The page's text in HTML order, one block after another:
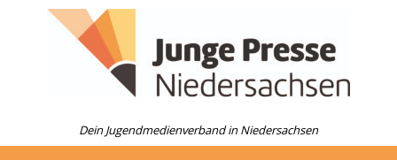
Dein Jugendmedienverband in Niedersachsen